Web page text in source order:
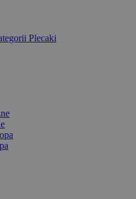
Plecaki